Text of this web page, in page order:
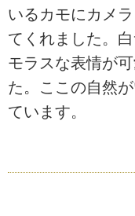
いるカモにカメ
てくれました。
モラスな表情が
た。ここの自然
ています。